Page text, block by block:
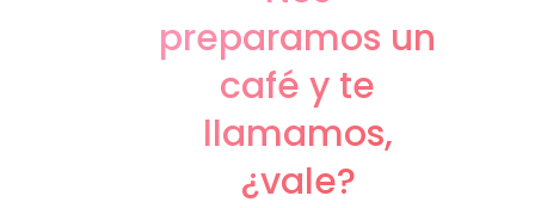
preparamos un
café y te
llamamos,
¿vale?